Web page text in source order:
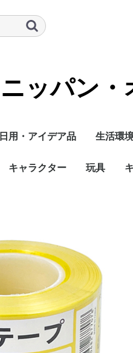
ニッパン
日用・アイデア品 生活環
キャラクター 玩具